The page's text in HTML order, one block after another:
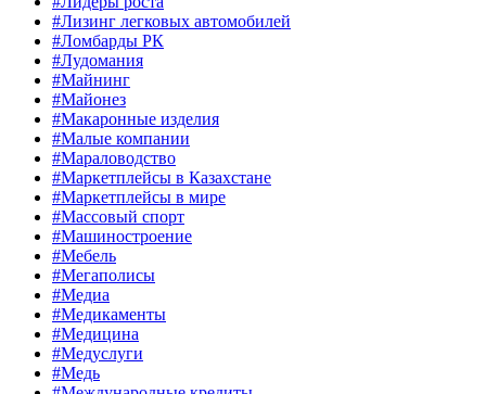
#Лизинг легковых автомобилей
#Ломбарды РК
#Лудомания
#Майнинг
#Майонез
#Макаронные изделия
#Малые компании
#Мараловодство
#Маркетплейсы в Казахстане
#Маркетплейсы в мире
#Массовый спорт
#Машиностроение
#Мебель
#Мегаполисы
#Медиа
#Медикаменты
#Медицина
#Медуслуги
#Медь